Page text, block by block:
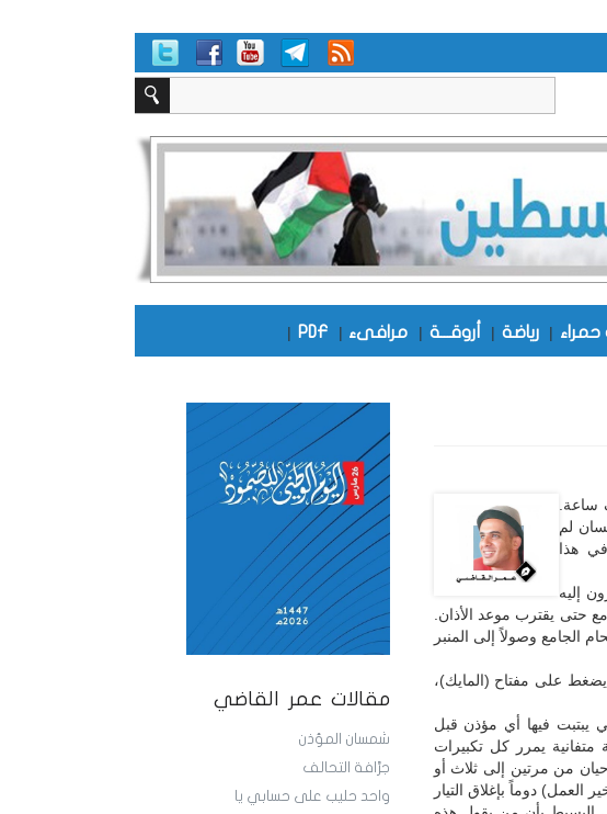
| رياضة | أروقـــة | مرافىء |
PDF
|
مقالات عمر القاضي
شمسان المؤذن
جرَّافة التحالف
واحد حليب على حسابي يا
ساعة.
لم
هذا
إليه
حتى يقترب موعد الأذان.
الجامع وصولاً إلى المنبر
على مفتاح (المايك)،
يبتبت فيها أي مؤذن قبل
متفانية يمرر كل تكبيرات
من مرتين إلى ثلاث أو
العمل) دوماً بإغلاق التيار